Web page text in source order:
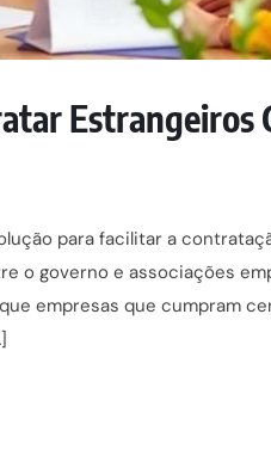
Estrangeiros
para facilitar a
o governo e associações
empresas que cumpram